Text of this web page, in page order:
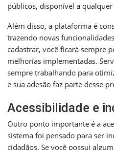
públicos, disponível a
Além disso, a plataforma é
trazendo novas
cadastrar, você ficará sempre
melhorias implementadas.
sempre trabalhando para
e sua adesão faz parte desse
Acessibilidade e
Outro ponto importante é a
sistema foi pensado para ser
cidadãos. Se você possui